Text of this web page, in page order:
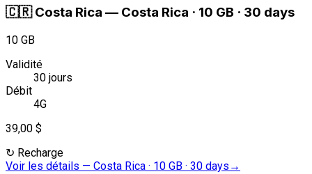
🇨🇷 Costa Rica — Costa Rica · 10 GB · 30 days
10 GB
Validité
30 jours
Débit
4G
39,00 $
↻ Recharge
Voir les détails — Costa Rica · 10 GB · 30 days →